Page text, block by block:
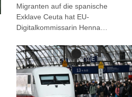
Migranten auf die spanische
Exklave Ceuta hat EU-
Digitalkommissarin Henna
und Tiktok ein entschiedeneres
Vorgehen gegen
Falschinformationen in Krisenzeiten
gefordert. "Die Plattformen müssen
entschlossen handeln, um die